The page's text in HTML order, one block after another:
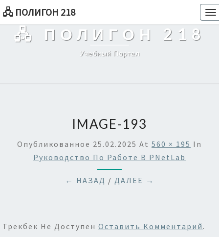
🖧 ПОЛИГОН 218
🖧 ПОЛИГОН 218
Учебный Портал
IMAGE-193
Опубликованное 25.02.2025 At 560 × 195 In
Руководство По Работе В PNetLab
← НАЗАД / ДАЛЕЕ →
Трекбек Не Доступен Оставить Комментарий .